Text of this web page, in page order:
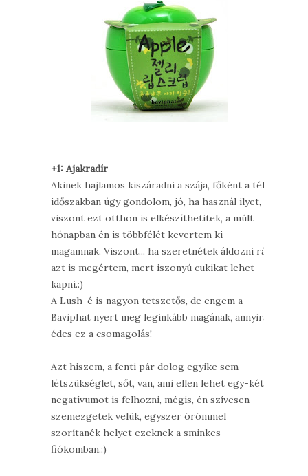
+1: Ajakradír
Akinek hajlamos kiszáradni a szája, főként a téli
időszakban úgy gondolom, jó, ha használ ilyet,
viszont ezt otthon is elkészíthetitek, a múlt
hónapban én is többfélét kevertem ki
magamnak. Viszont... ha szeretnétek áldozni rá,
azt is megértem, mert iszonyú cukikat lehet
kapni.:)
A Lush-é is nagyon tetszetős, de engem a
Baviphat nyert meg leginkább magának, annyira
édes ez a csomagolás!
Azt hiszem, a fenti pár dolog egyike sem
létszükséglet, sőt, van, ami ellen lehet egy-két
negatívumot is felhozni, mégis, én szívesen
szemezgetek velük, egyszer örömmel
szorítanék helyet ezeknek a sminkes
fiókomban.:)